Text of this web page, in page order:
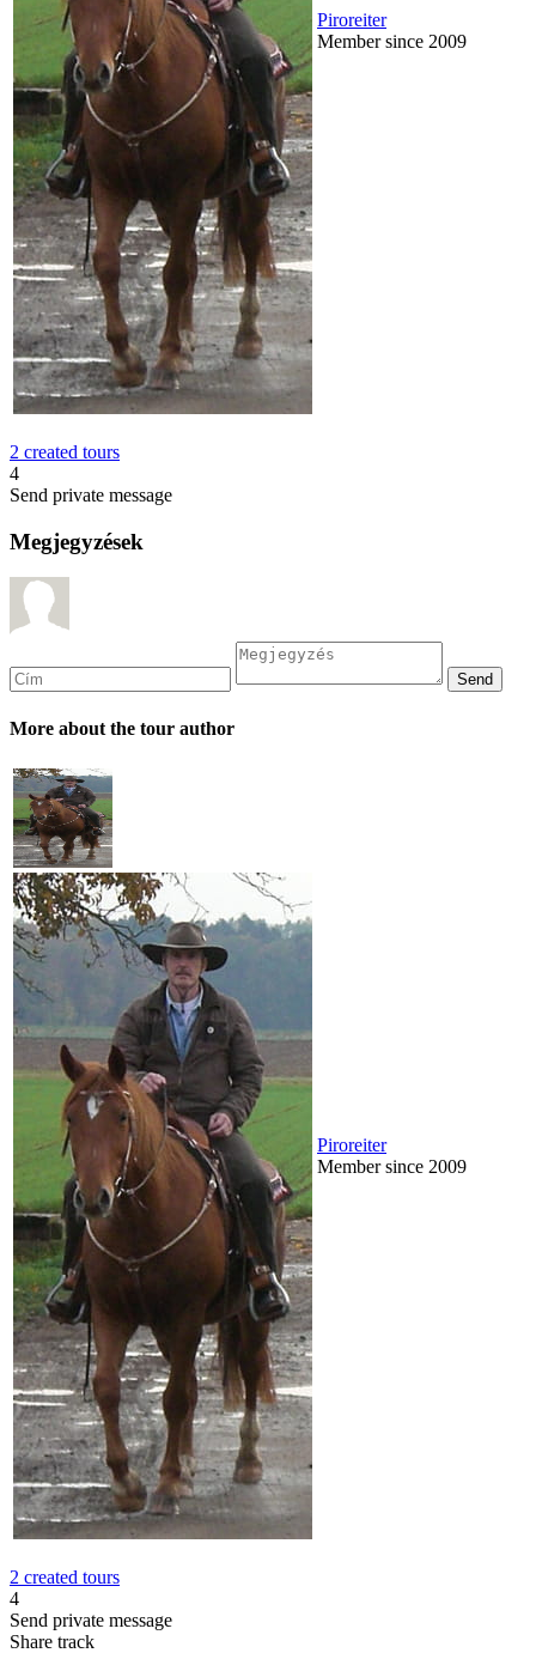
Piroreiter
Member since 2009
2 created tours
4
Send private message
Megjegyzések
More about the tour author
Piroreiter
Member since 2009
2 created tours
4
Send private message
Share track